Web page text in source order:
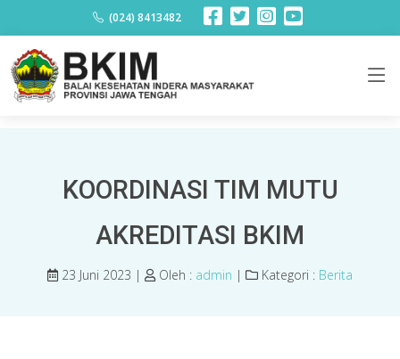
(024) 8413482
KOORDINASI TIM MUTU
AKREDITASI BKIM
23 Juni 2023 | Oleh : admin | Kategori : Berita